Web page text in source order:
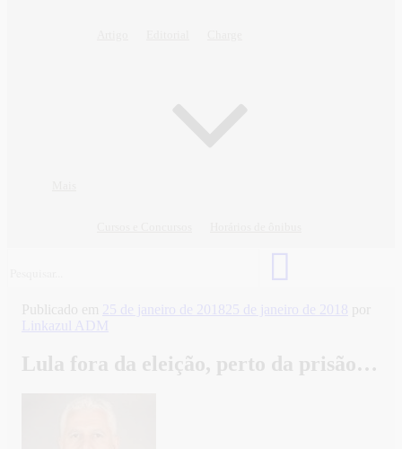
Publicado em 25 de janeiro de 2018 25 de janeiro de 2018 por
Linkazul ADM
Lula fora da eleição, perto da prisão…